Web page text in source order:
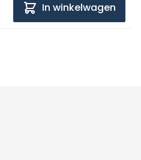
In winkelwagen